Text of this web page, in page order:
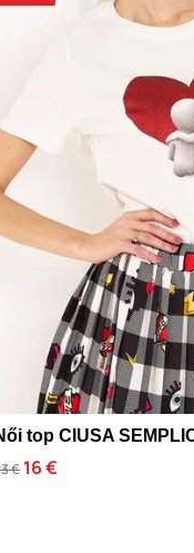
top CIUSA
€ 16 €